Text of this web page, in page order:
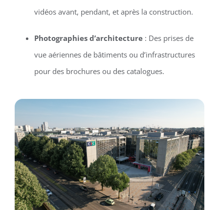
vidéos avant, pendant, et après la construction.
Photographies d’architecture: Des prises de
vue aériennes de bâtiments ou d’infrastructures
pour des brochures ou des catalogues.